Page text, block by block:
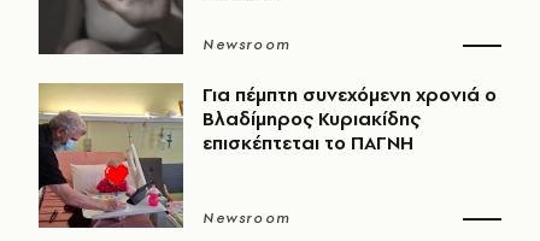
Newsroom
Για πέμπτη συνεχόμενη χρονιά ο
Βλαδίμηρος Κυριακίδης
επισκέπτεται το ΠΑΓΝΗ
Newsroom